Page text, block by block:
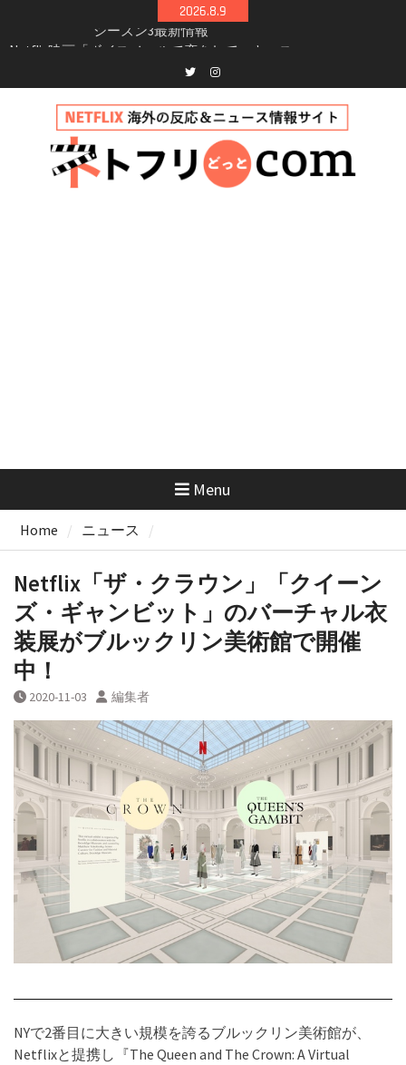
2026.8.9
Netflix映画「ボイスメールで恋をして」キャス
イッチ主演ロマコメ
新決定！2027年撮影開始へ
兄弟大騒動のコメディ映画「リトル・ブラザ
ー」がNetflixで配信！─キャスト・あらすじ・
見どころまとめ
Twitterinstagram
Menu
Home ニュース
Netflix「ザ・クラウン」「クイーン
ズ・ギャンビット」のバーチャル衣
装展がブルックリン美術館で開催
中！
2020-11-03 編集者
NYで2番目に大きい規模を誇るブルックリン美術館が、
Netflixと提携し『The Queen and The Crown: A Virtual